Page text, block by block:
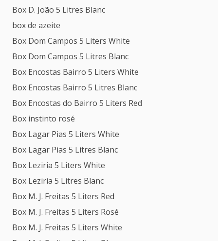
Box D. João 5 Litres Blanc
box de azeite
Box Dom Campos 5 Liters White
Box Dom Campos 5 Litres Blanc
Box Encostas Bairro 5 Liters White
Box Encostas Bairro 5 Litres Blanc
Box Encostas do Bairro 5 Liters Red
Box instinto rosé
Box Lagar Pias 5 Liters White
Box Lagar Pias 5 Litres Blanc
Box Leziria 5 Liters White
Box Leziria 5 Litres Blanc
Box M. J. Freitas 5 Liters Red
Box M. J. Freitas 5 Liters Rosé
Box M. J. Freitas 5 Liters White